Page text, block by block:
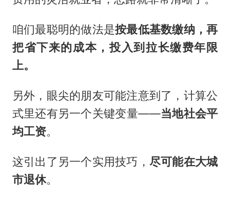
咱们最聪明的做法是按最低基数缴纳，再
把省下来的成本，投入到拉长缴费年限
上。
另外，眼尖的朋友可能注意到了，计算公
式里还有另一个关键变量——当地社会平
均工资。
这引出了另一个实用技巧， 尽可能在大城
市退休。